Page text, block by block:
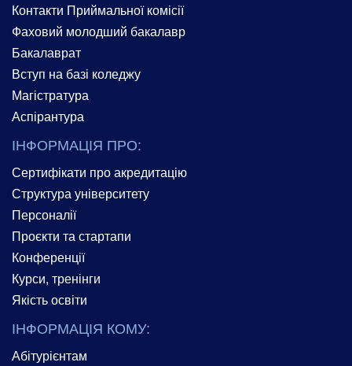
Контакти Приймальної комісії
Фаховий молодший бакалавр
Бакалаврат
Вступ на базі коледжу
Магістратура
Аспірантура
ІНФОРМАЦІЯ ПРО:
Сертифікати про акредитацію
Структура університету
Персоналії
Проєкти та стартапи
Конференції
Курси, тренінги
Якість освіти
ІНФОРМАЦІЯ КОМУ:
Абітурієнтам